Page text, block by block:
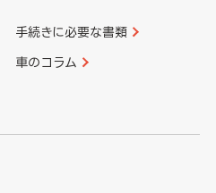
手続きに必要な書類
車のコラム